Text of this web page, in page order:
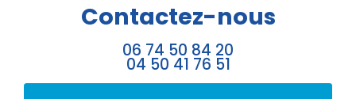
Contactez-nous
06 74 50 84 20
04 50 41 76 51